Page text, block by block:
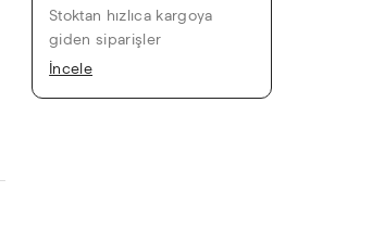
Stoktan hızlıca kargoya
giden siparişler
İncele